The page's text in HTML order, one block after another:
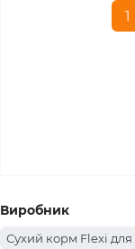
1
Виробник
Сухий корм Flexi для